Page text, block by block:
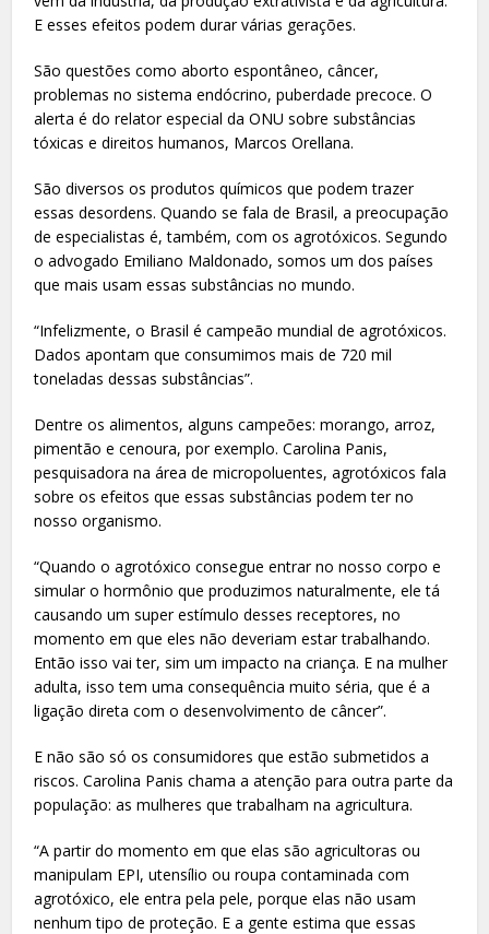
E esses efeitos podem durar várias gerações.
São questões como aborto espontâneo, câncer,
problemas no sistema endócrino, puberdade precoce. O
alerta é do relator especial da ONU sobre substâncias
tóxicas e direitos humanos, Marcos Orellana.
São diversos os produtos químicos que podem trazer
essas desordens. Quando se fala de Brasil, a preocupação
de especialistas é, também, com os agrotóxicos. Segundo
o advogado Emiliano Maldonado, somos um dos países
que mais usam essas substâncias no mundo.
“Infelizmente, o Brasil é campeão mundial de agrotóxicos.
Dados apontam que consumimos mais de 720 mil
toneladas dessas substâncias”.
Dentre os alimentos, alguns campeões: morango, arroz,
pimentão e cenoura, por exemplo. Carolina Panis,
pesquisadora na área de micropoluentes, agrotóxicos fala
sobre os efeitos que essas substâncias podem ter no
nosso organismo.
“Quando o agrotóxico consegue entrar no nosso corpo e
simular o hormônio que produzimos naturalmente, ele tá
causando um super estímulo desses receptores, no
momento em que eles não deveriam estar trabalhando.
Então isso vai ter, sim um impacto na criança. E na mulher
adulta, isso tem uma consequência muito séria, que é a
ligação direta com o desenvolvimento de câncer”.
E não são só os consumidores que estão submetidos a
riscos. Carolina Panis chama a atenção para outra parte da
população: as mulheres que trabalham na agricultura.
“A partir do momento em que elas são agricultoras ou
manipulam EPI, utensílio ou roupa contaminada com
agrotóxico, ele entra pela pele, porque elas não usam
nenhum tipo de proteção. E a gente estima que essas